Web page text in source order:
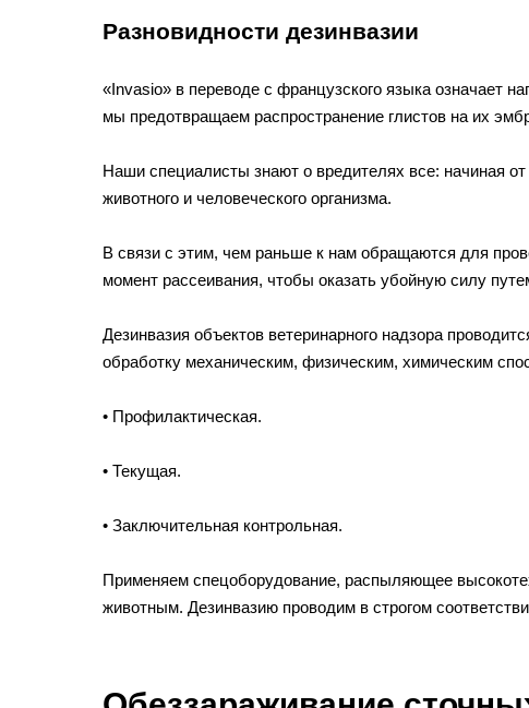
Разновидности дезинвазии
«Invasio» в переводе с французского языка означает
мы предотвращаем распространение глистов на их
Наши специалисты знают о вредителях все: начиная
животного и человеческого организма.
В связи с этим, чем раньше к нам обращаются для
момент рассеивания, чтобы оказать убойную силу
Дезинвазия объектов ветеринарного надзора
обработку механическим, физическим, химическим
• Профилактическая.
• Текущая.
• Заключительная контрольная.
Применяем спецоборудование, распыляющее
животным. Дезинвазию проводим в строгом